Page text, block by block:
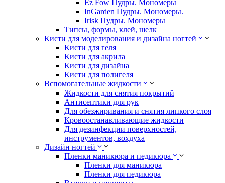
Ez Fow Пудры. Мономеры
InGarden Пудры. Мономеры.
Irisk Пудры. Мономеры
Типсы, формы, клей, шелк
Кисти для моделирования и дизайна ногтей
Кисти для геля
Кисти для акрила
Кисти для дизайна
Кисти для полигеля
Вспомогательные жидкости
Жидкости для снятия покрытий
Антисептики для рук
Для обезжиривания и снятия липкого слоя
Кровоостанавливающие жидкости
Для дезинфекции поверхностей,
инструментов, вохдуха
Дизайн ногтей
Пленки маникюра и педикюра
Пленки для маникюра
Пленки для педикюра